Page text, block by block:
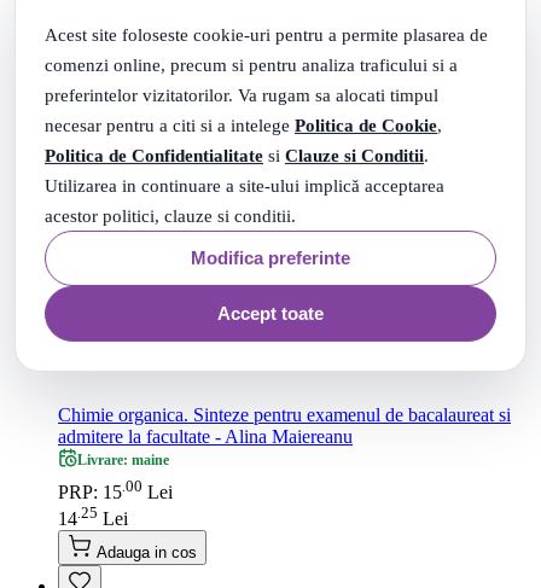
Acest site foloseste cookie-uri pentru a permite plasarea de
comenzi online, precum si pentru analiza traficului si a
preferintelor vizitatorilor. Va rugam sa alocati timpul
necesar pentru a citi si a intelege Politica de Cookie,
Politica de Confidentialitate si Clauze si Conditii.
Utilizarea in continuare a site-ului implică acceptarea
acestor politici, clauze si conditii.
Modifica preferinte
Accept toate
Chimie organica. Sinteze pentru examenul de bacalaureat si
admitere la facultate - Alina Maiereanu
Livrare: maine
PRP: 15 00 Lei
14 25 Lei
Adauga in cos